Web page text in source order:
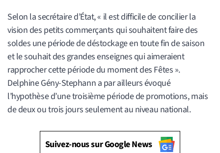
Selon la secrétaire d’État, « il est difficile de concilier la
vision des petits commerçants qui souhaitent faire des
soldes une période de déstockage en toute fin de saison
et le souhait des grandes enseignes qui aimeraient
rapprocher cette période du moment des Fêtes ».
Delphine Gény-Stephann a par ailleurs évoqué
l’hypothèse d’une troisième période de promotions, mais
de deux ou trois jours seulement au niveau national.
Suivez-nous sur Google News